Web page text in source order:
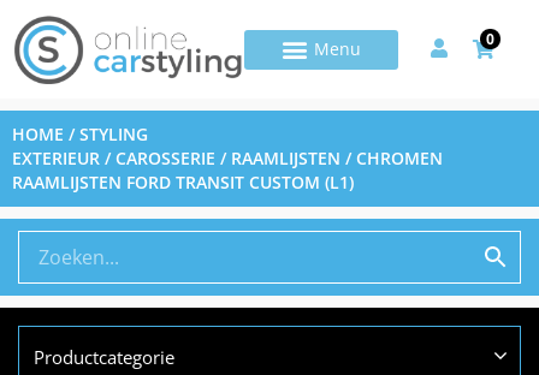
0
HOME /STYLING
EXTERIEUR /CAROSSERIE / RAAMLIJSTEN / CHROMEN
RAAMLIJSTEN FORD TRANSIT CUSTOM (L1)
Productcategorie